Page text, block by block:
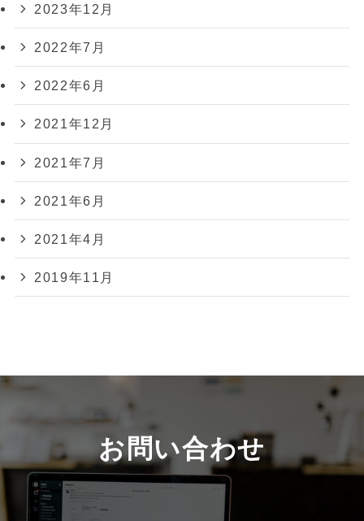
2023年12月
2022年7月
2022年6月
2021年12月
2021年7月
2021年6月
2021年4月
2019年11月
お問い合わせ